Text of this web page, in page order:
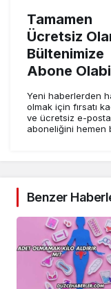
Tamamen
Ücretsiz
Bültenimize
Abone
Yeni haberlerden
olmak için fırsatı
ve ücretsiz e-posta
aboneliğini hemen
Benzer